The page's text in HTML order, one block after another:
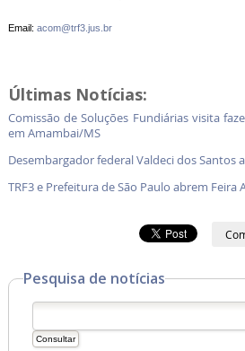
Email: acom@trf3.jus.br
Últimas Notícias:
Comissão de Soluções Fundiárias visita
em Amambai/MS
Desembargador federal Valdeci dos Santos
TRF3 e Prefeitura de São Paulo abrem Feira
Pesquisa de notícias